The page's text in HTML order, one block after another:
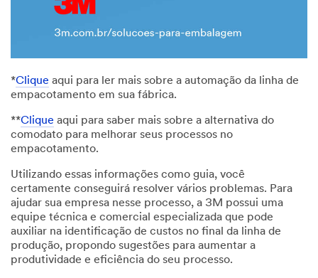
*Clique aqui para ler mais sobre a automação da linha de
empacotamento em sua fábrica.
**Clique aqui para saber mais sobre a alternativa do
comodato para melhorar seus processos no
empacotamento.
Utilizando essas informações como guia, você
certamente conseguirá resolver vários problemas. Para
ajudar sua empresa nesse processo, a 3M possui uma
equipe técnica e comercial especializada que pode
auxiliar na identificação de custos no final da linha de
produção, propondo sugestões para aumentar a
produtividade e eficiência do seu processo.